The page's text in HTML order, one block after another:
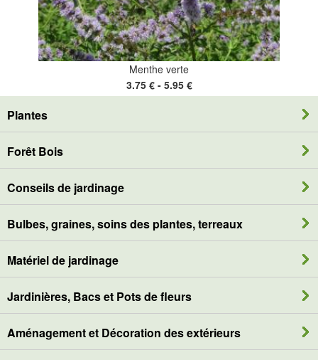
Menthe verte
3.75 € - 5.95 €
Plantes
Forêt Bois
Conseils de jardinage
Bulbes, graines, soins des plantes, terreaux
Matériel de jardinage
Jardinières, Bacs et Pots de fleurs
Aménagement et Décoration des extérieurs